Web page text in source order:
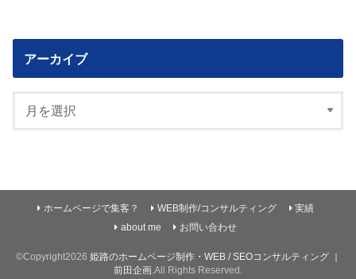
アーカイブ
ホームページで集客？ WEB制作/コンサルティング
実績
about me
お問い合わせ
©Copyright2026 姫路のホームページ制作・WEB / SEOコンサルティング ｜
前田企画 .All Rights Reserved.